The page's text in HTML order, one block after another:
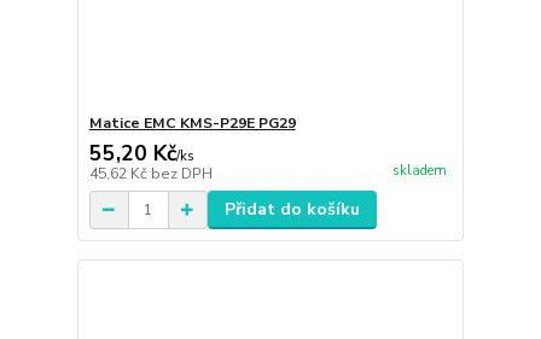
Matice EMC KMS-P29E PG29
55,20 Kč/ks
45,62 Kč bez DPH skladem
Přidat do košíku